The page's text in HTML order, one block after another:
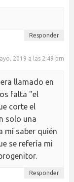
Responder
2019 a las 2:49 pm
llamado en
falta "el
corte el
solo una
mí saber quién
se refería mi
Responder